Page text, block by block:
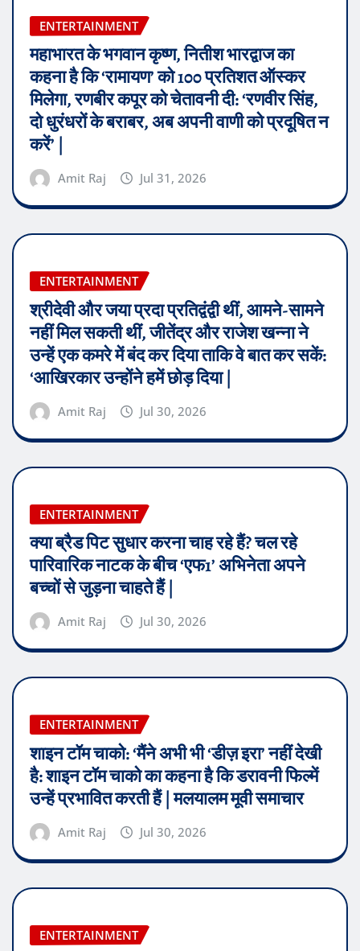
ENTERTAINMENT
महाभारत के भगवान कृष्ण, नितीश भारद्वाज का
कहना है कि ‘रामायण’ को 100 प्रतिशत ऑस्कर
मिलेगा, रणबीर कपूर को चेतावनी दी: ‘रणवीर सिंह,
दो धुरंधरों के बराबर, अब अपनी वाणी को प्रदूषित न
करें’ |
Amit Raj Jul 31, 2026
ENTERTAINMENT
श्रीदेवी और जया प्रदा प्रतिद्वंद्वी थीं, आमने-सामने
नहीं मिल सकती थीं, जीतेंद्र और राजेश खन्ना ने
उन्हें एक कमरे में बंद कर दिया ताकि वे बात कर सकें:
‘आखिरकार उन्होंने हमें छोड़ दिया |
Amit Raj Jul 30, 2026
ENTERTAINMENT
क्या ब्रैड पिट सुधार करना चाह रहे हैं? चल रहे
पारिवारिक नाटक के बीच ‘एफ1’ अभिनेता अपने
बच्चों से जुड़ना चाहते हैं |
Amit Raj Jul 30, 2026
ENTERTAINMENT
शाइन टॉम चाको: ‘मैंने अभी भी ‘डीज़ इरा’ नहीं देखी
है: शाइन टॉम चाको का कहना है कि डरावनी फिल्में
उन्हें प्रभावित करती हैं | मलयालम मूवी समाचार
Amit Raj Jul 30, 2026
ENTERTAINMENT